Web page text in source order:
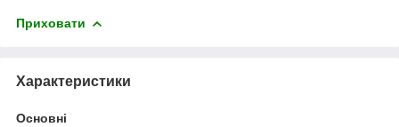
Приховати
Характеристики
Основні